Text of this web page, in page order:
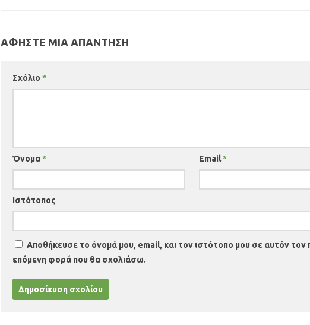
ΑΦΉΣΤΕ ΜΙΑ ΑΠΆΝΤΗΣΗ
Σχόλιο *
Όνομα* Email*
Ιστότοπος
Αποθήκευσε το όνομά μου, email, και τον ιστότοπο μου σε αυτόν τον
επόμενη φορά που θα σχολιάσω.